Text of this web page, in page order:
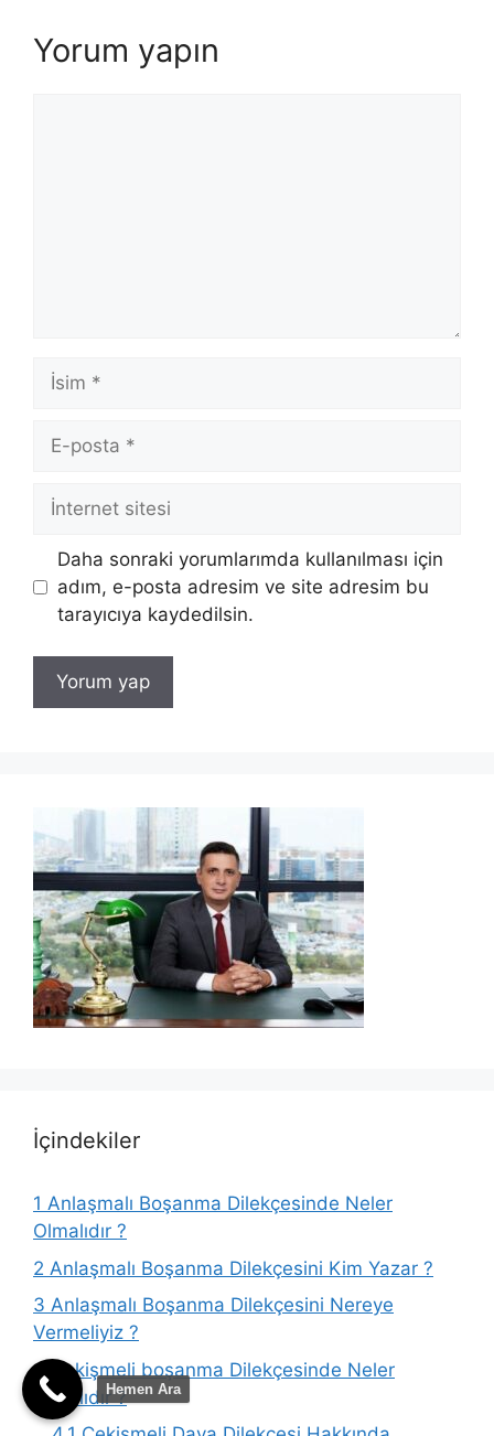
Yorum yapın
İsim
posta
İnternet
sitesi
Daha sonraki yorumlarımda kullanılması için
adım, e-posta adresim ve site adresim bu
tarayıcıya kaydedilsin.
İçindekiler
1 Anlaşmalı Boşanma Dilekçesinde Neler
Olmalıdır ?
2 Anlaşmalı Boşanma Dilekçesini Kim Yazar ?
3 Anlaşmalı Boşanma Dilekçesini Nereye
Vermeliyiz ?
4
Çekişmeli boşanma Dilekçesinde Neler
Olmalıdır ?Hemen Ara